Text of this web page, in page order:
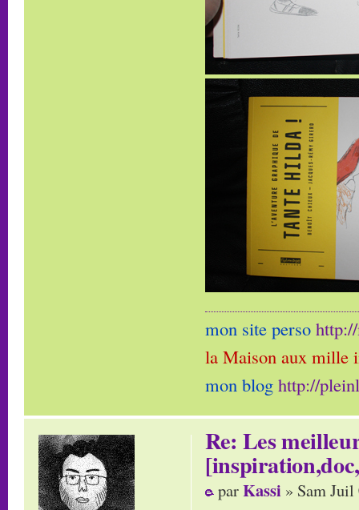
mon site perso
la Maison aux mille
mon blog http://
Re: Les
parKassi » Sam